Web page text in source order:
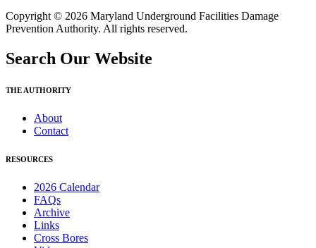
Copyright © 2026 Maryland Underground Facilities Damage
Prevention Authority. All rights reserved.
Search Our Website
THE AUTHORITY
About
Contact
RESOURCES
2026 Calendar
FAQs
Archive
Links
Cross Bores